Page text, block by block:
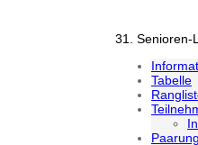
31. Senioren-
Tabelle